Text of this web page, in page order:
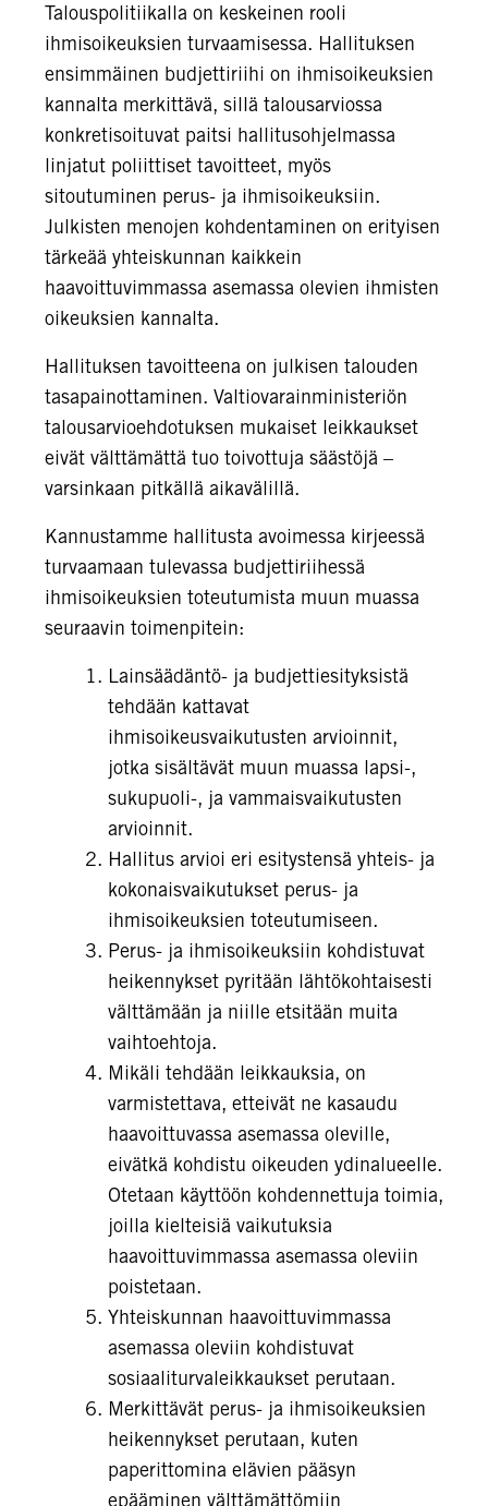
Talouspolitiikalla on keskeinen rooli
ihmisoikeuksien turvaamisessa. Hallituksen
ensimmäinen budjettiriihi on ihmisoikeuksien
kannalta merkittävä, sillä talousarviossa
konkretisoituvat paitsi hallitusohjelmassa
linjatut poliittiset tavoitteet, myös
sitoutuminen perus- ja ihmisoikeuksiin.
Julkisten menojen kohdentaminen on erityisen
tärkeää yhteiskunnan kaikkein
haavoittuvimmassa asemassa olevien ihmisten
oikeuksien kannalta.
Hallituksen tavoitteena on julkisen talouden
tasapainottaminen. Valtiovarainministeriön
talousarvioehdotuksen mukaiset leikkaukset
eivät välttämättä tuo toivottuja säästöjä –
varsinkaan pitkällä aikavälillä.
Kannustamme hallitusta avoimessa kirjeessä
turvaamaan tulevassa budjettiriihessä
ihmisoikeuksien toteutumista muun muassa
seuraavin toimenpitein:
Lainsäädäntö- ja budjettiesityksistä
tehdään kattavat
ihmisoikeusvaikutusten arvioinnit,
jotka sisältävät muun muassa lapsi-,
sukupuoli-, ja vammaisvaikutusten
arvioinnit.
Hallitus arvioi eri esitystensä yhteis- ja
kokonaisvaikutukset perus- ja
ihmisoikeuksien toteutumiseen.
Perus- ja ihmisoikeuksiin kohdistuvat
heikennykset pyritään lähtökohtaisesti
välttämään ja niille etsitään muita
vaihtoehtoja.
Mikäli tehdään leikkauksia, on
varmistettava, etteivät ne kasaudu
haavoittuvassa asemassa oleville,
eivätkä kohdistu oikeuden ydinalueelle.
Otetaan käyttöön kohdennettuja toimia,
joilla kielteisiä vaikutuksia
haavoittuvimmassa asemassa oleviin
poistetaan.
Yhteiskunnan haavoittuvimmassa
asemassa oleviin kohdistuvat
sosiaaliturvaleikkaukset perutaan.
Merkittävät perus- ja ihmisoikeuksien
heikennykset perutaan, kuten
paperittomina elävien pääsyn
epääminen välttämättömiin